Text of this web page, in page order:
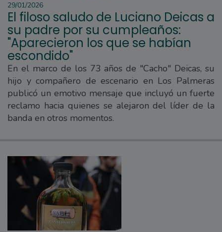
29/01/2026
El filoso saludo de Luciano Deicas a
su padre por su cumpleaños:
"Aparecieron los que se habían
escondido"
En el marco de los 73 años de "Cacho" Deicas, su
hijo y compañero de escenario en Los Palmeras
publicó un emotivo mensaje que incluyó un fuerte
reclamo hacia quienes se alejaron del líder de la
banda en otros momentos.